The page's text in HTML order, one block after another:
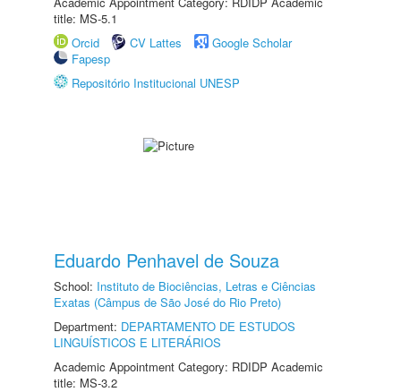
title: MS-5.1
Orcid
CV Lattes
Google Scholar
Fapesp
Repositório Institucional UNESP
Eduardo Penhavel de Souza
School: Instituto de Biociências, Letras e Ciências
Exatas (Câmpus de São José do Rio Preto)
Department: DEPARTAMENTO DE ESTUDOS
LINGUÍSTICOS E LITERÁRIOS
Academic Appointment Category: RDIDP Academic
title: MS-3.2